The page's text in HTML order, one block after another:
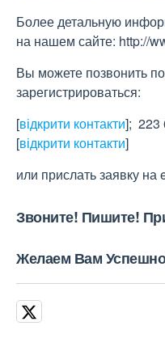
Более детальную
на нашем сайте: http://
Вы можете позвонить
зарегистрироваться:
[відкрити контакти]; 223
[відкрити контакти]
или прислать заявку на
Звоните! Пишите!
Желаем Вам